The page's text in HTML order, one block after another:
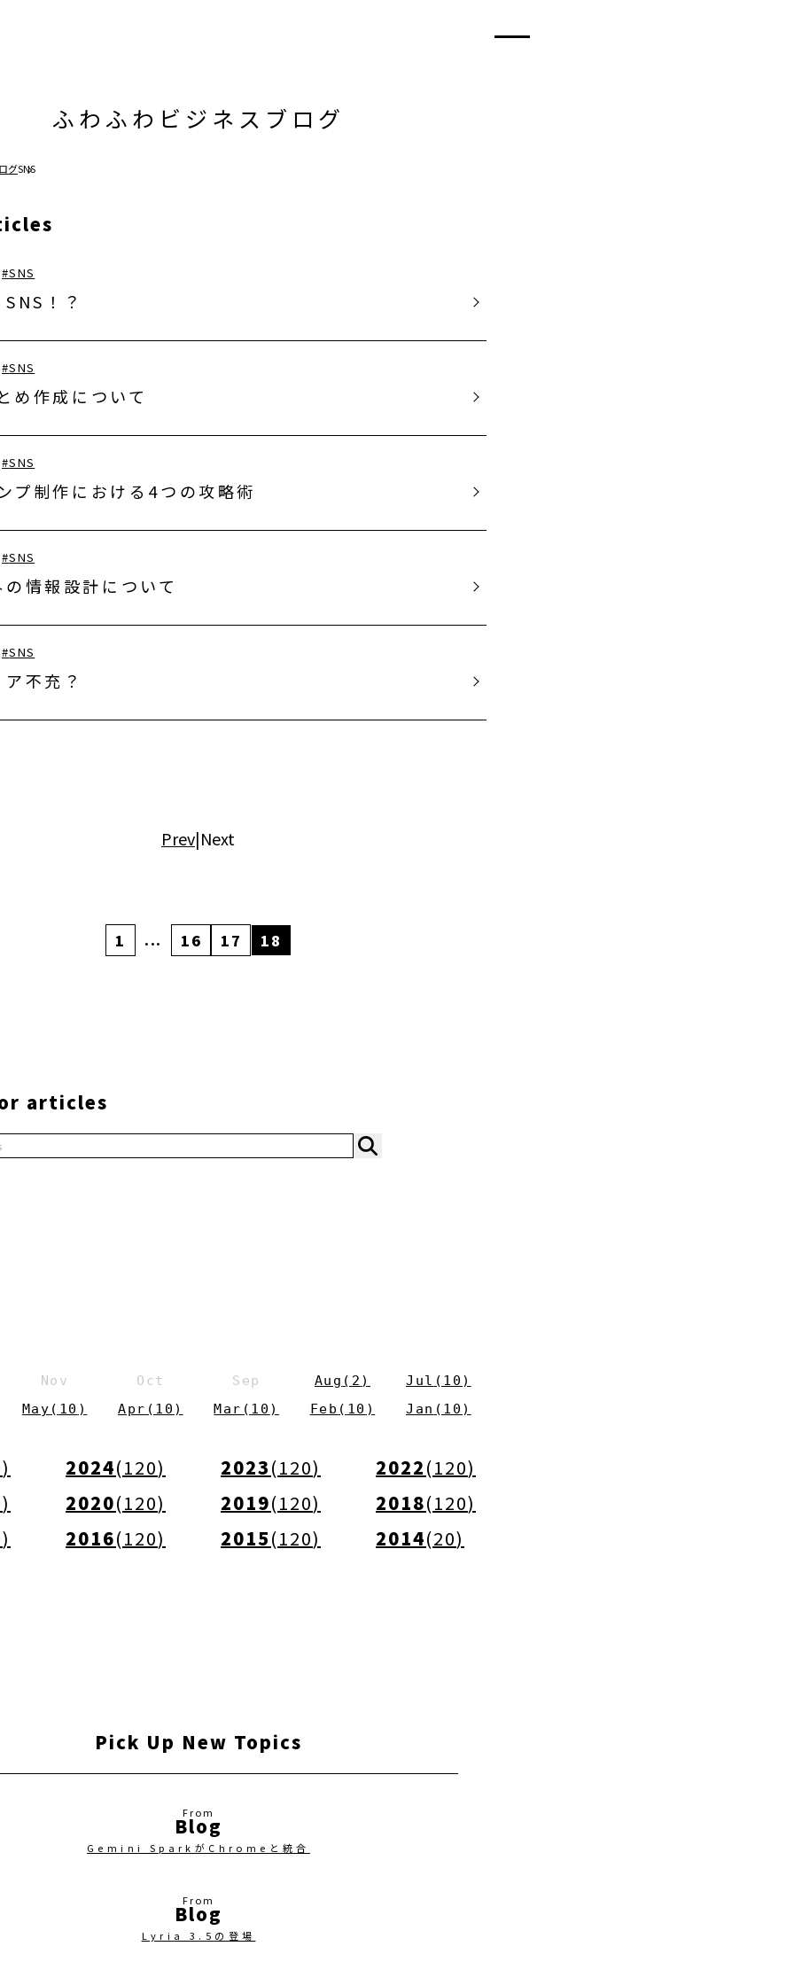
ふわふわビジネスブログ
グSNS
#SNS
！？
#SNS
め作成について
#SNS
プ制作における4つの攻略術
#SNS
情報設計について
#SNS
不充？
Prev|Next
1 ... 16 17 18
articles
Nov Oct Sep Aug ( 2 ) Jul ( 10 )
May ( 10 ) Apr ( 10 ) Mar ( 10 ) Feb ( 10 ) Jan ( 10 )
) 2024(120) 2023(120) 2022(120)
) 2020(120) 2019(120) 2018(120)
) 2016(120) 2015(120) 2014(20)
Pick Up New Topics
Blog
Gemini SparkがChromeと統合
Blog
Lyria 3.5の登場